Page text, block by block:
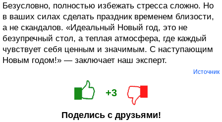
Безусловно, полностью избежать стресса сложно. Но
в ваших силах сделать праздник временем близости,
а не скандалов. «Идеальный Новый год, это не
безупречный стол, а теплая атмосфера, где каждый
чувствует себя ценным и значимым. С наступающим
Новым годом!» — заключает наш эксперт.
Источник
+3
Поделись с друзьями!